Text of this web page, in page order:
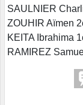
SAULNIER
ZOUHIR Aïmen
KEITA Ibrahima
RAMIREZ